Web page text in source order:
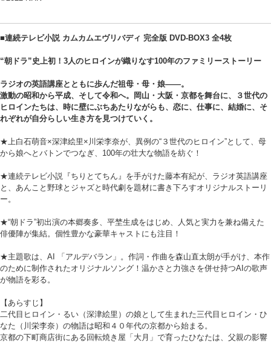
■連続テレビ小説 カムカムエヴリバディ 完全版 DVD-BOX3 全4枚
“朝ドラ”史上初！3人のヒロインが織りなす100年のファミリーストーリー
ラジオの英語講座とともに歩んだ祖母・母・娘――。
激動の昭和から平成、そして令和へ。岡山・大阪・京都を舞台に、３世代の
ヒロインたちは、時に壁にぶちあたりながらも、恋に、仕事に、結婚に、そ
れぞれが自分らしい生き方を見つけていく。
★上白石萌音×深津絵里×川栄李奈が、異例の“３世代のヒロイン”として、母
から娘へとバトンでつなぎ、100年の壮大な物語を紡ぐ！
★連続テレビ小説『ちりとてちん』を手がけた藤本有紀が、ラジオ英語講座
と、あんこと野球とジャズと時代劇を題材に書き下ろすオリジナルストーリ
ー。
★“朝ドラ”初出演の本郷奏多、平埜生成をはじめ、人気と実力を兼ね備えた
俳優陣が集結。個性豊かな豪華キャストにも注目！
★主題歌は、AI 「アルデバラン」。作詞・作曲を森山直太朗が手がけ、本作
のために制作されたオリジナルソング！温かさと力強さを併せ持つAIの歌声
が物語を彩る。
【あらすじ】
二代目ヒロイン・るい（深津絵里）の娘として生まれた三代目ヒロイン・ひ
なた（川栄李奈）の物語は昭和４０年代の京都から始まる。
京都の下町商店街にある回転焼き屋「大月」で育ったひなたは、父親の影響